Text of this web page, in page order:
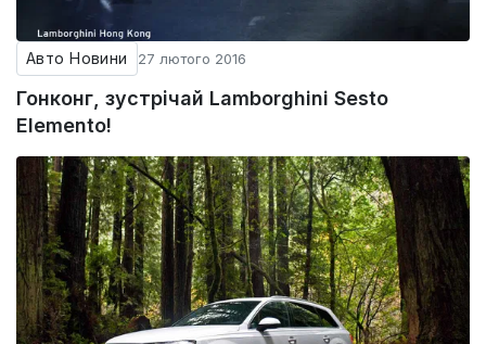
Авто Новини 27 лютого 2016
Гонконг, зустрічай Lamborghini Sesto
Elemento!